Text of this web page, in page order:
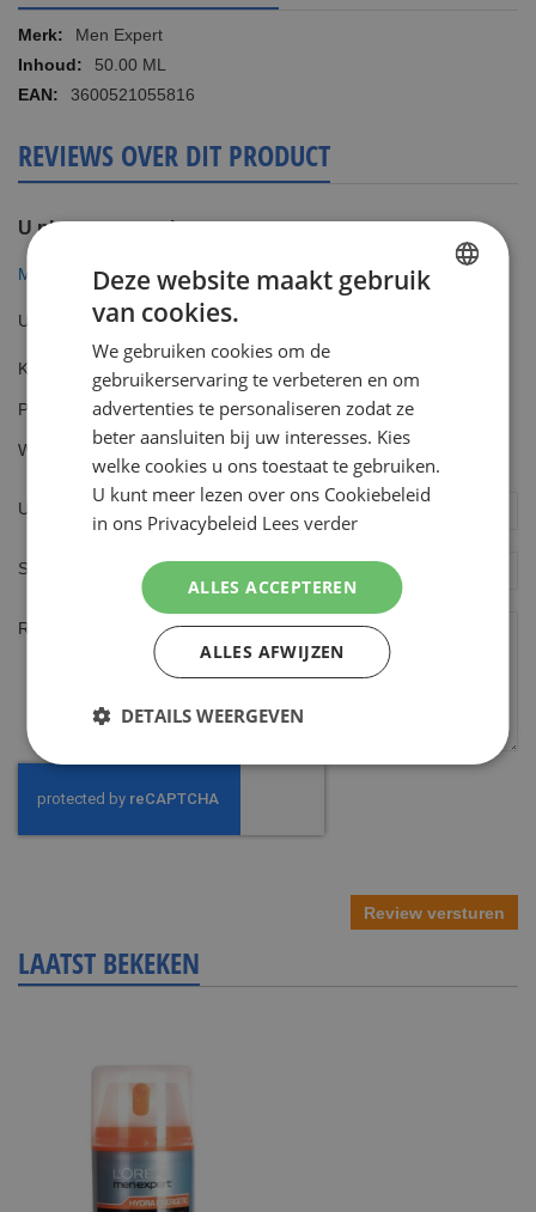
Meer
informatie
Men Expert
50.00 ML
3600521055816
REVIEWS OVER DIT PRODUCT
U plaatst een review over:
Men Expert Comfort Max 50ml hydraterende gezichtscrème
Uw waardering
Kwaliteit
1
star
2
stars
3
stars
4
stars
5
stars
Prijs
12345
Waarde
1
star
2
stars
3
stars
4
stars
5
stars
Uw naam
Samenvatting
Review
Review versturen
LAATST BEKEKEN
Deze website maakt gebruik
van cookies.
We gebruiken cookies om de
gebruikerservaring te verbeteren en om
advertenties te personaliseren zodat ze
beter aansluiten bij uw interesses. Kies
welke cookies u ons toestaat te gebruiken.
U kunt meer lezen over ons Cookiebeleid
in ons Privacybeleid Lees verder
ALLES ACCEPTEREN
ALLES AFWIJZEN
DETAILS WEERGEVEN